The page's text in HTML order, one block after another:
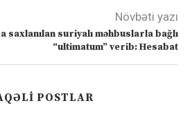
Növbəti yazı
saxlanılan suriyalı məhbuslarla bağlı
“ultimatum” verib: Hesabat
POSTLAR